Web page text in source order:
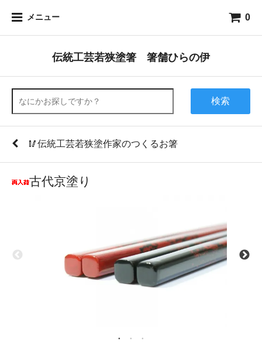
メニュー 0
伝統工芸若狭塗箸 箸舗ひらの伊
検索
🥢伝統工芸若狭塗作家のつくるお箸
古代京塗り